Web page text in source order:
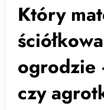
Który
ogrodzie
czy